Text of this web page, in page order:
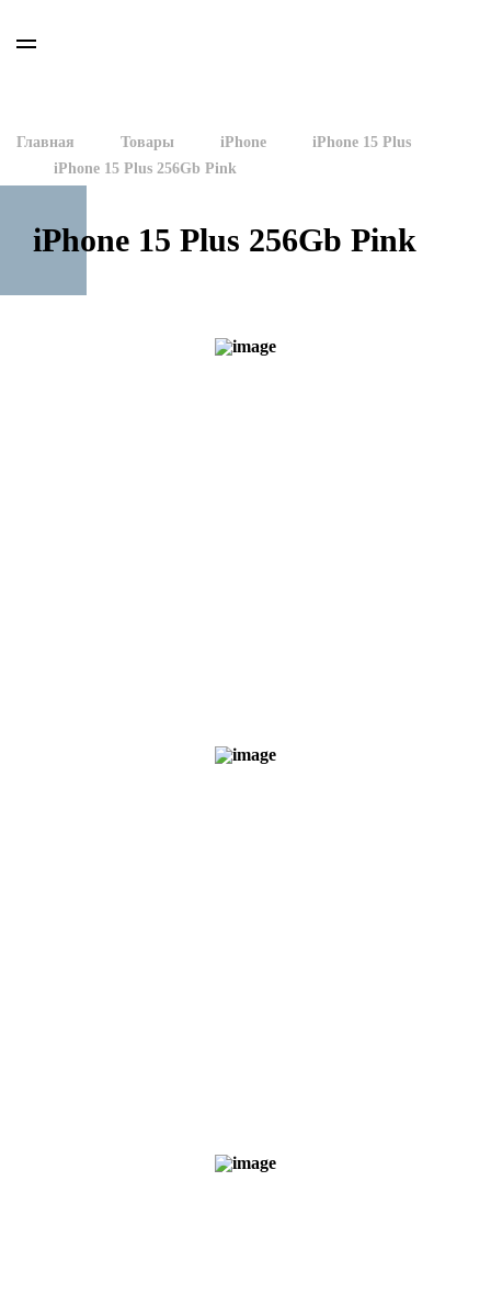
Главная Товары iPhone
iPhone 15 Plus
iPhone 15 Plus 256Gb Pink
iPhone 15 Plus 256Gb Pink